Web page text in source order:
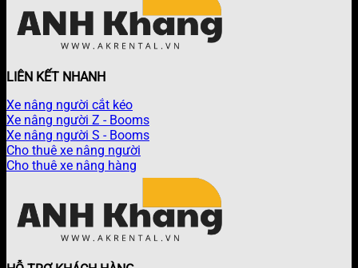
LIÊN KẾT NHANH
Xe nâng người cắt kéo
Xe nâng người Z - Booms
Xe nâng người S - Booms
Cho thuê xe nâng người
Cho thuê xe nâng hàng